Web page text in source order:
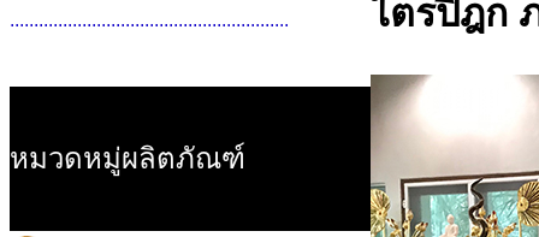
..........................................................
หมวดหมู่ผลิตภัณฑ์